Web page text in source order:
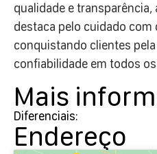
qualidade e transparência,
destaca pelo cuidado com
conquistando clientes
confiabilidade em todos
Mais
Diferenciais:
Endereço